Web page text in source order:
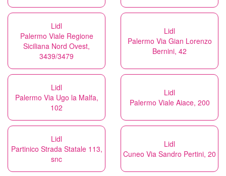
Lidl
Palermo Viale Regione
Siciliana Nord Ovest,
3439/3479
Lidl
Palermo Via Gian Lorenzo
Bernini, 42
Lidl
Palermo Via Ugo la Malfa,
102
Lidl
Palermo Viale Aiace, 200
Lidl
Partinico Strada Statale 113,
snc
Lidl
Cuneo Via Sandro Pertini, 20